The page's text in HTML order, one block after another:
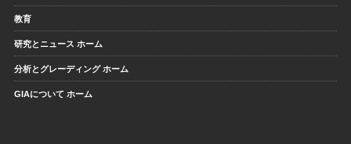
教育
研究とニュース ホーム
分析とグレーディング ホーム
GIAについて ホーム